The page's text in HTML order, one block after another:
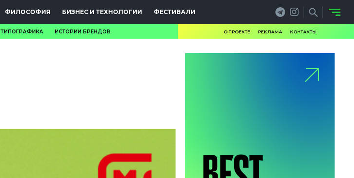
ФИЛОСОФИЯ БИЗНЕС И ТЕХНОЛОГИИ ФЕСТИВАЛИ
ТИПОГРАФИКА ИСТОРИИ БРЕНДОВ О ПРОЕКТЕ РЕКЛАМА КОНТАКТЫ